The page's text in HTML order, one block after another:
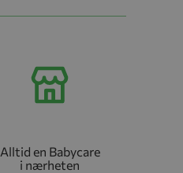
Alltid en Babycare
i nærheten